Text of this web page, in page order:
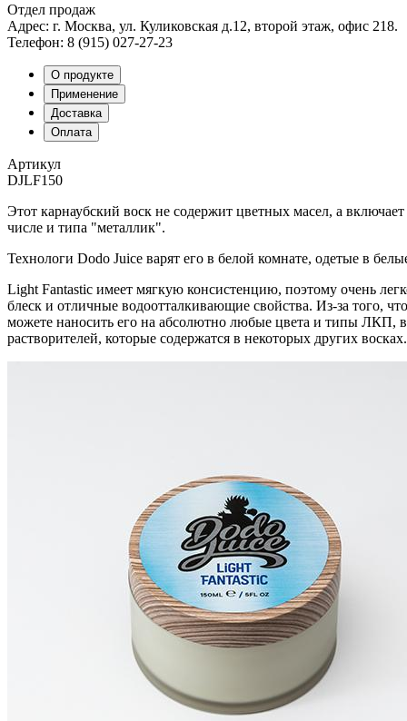
Отдел продаж
Адрес: г. Москва, ул. Куликовская д.12, второй этаж, офис 218.
Телефон: 8 (915) 027-27-23
О продукте
Применение
Доставка
Оплата
Артикул
DJLF150
Этот карнаубский воск не содержит цветных масел, а
числе и типа "металлик".
Технологи Dodo Juice варят его в белой комнате, одетые в
Light Fantastic имеет мягкую консистенцию, поэтому очень
блеск и отличные водоотталкивающие свойства. Из-за того,
можете наносить его на абсолютно любые цвета и типы ЛКП,
растворителей, которые содержатся в некоторых других восках.